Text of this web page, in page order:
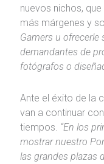
nuevos nichos,
más márgenes y
Gamers u
demandantes de
fotógrafos o
Ante el éxito de la
van a continuar
tiempos. “En los
mostrar nuestro
las grandes plazas